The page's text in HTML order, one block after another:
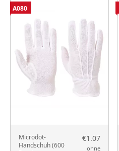
Microdot-
Handschuh (600
€1.07
ohne
A080